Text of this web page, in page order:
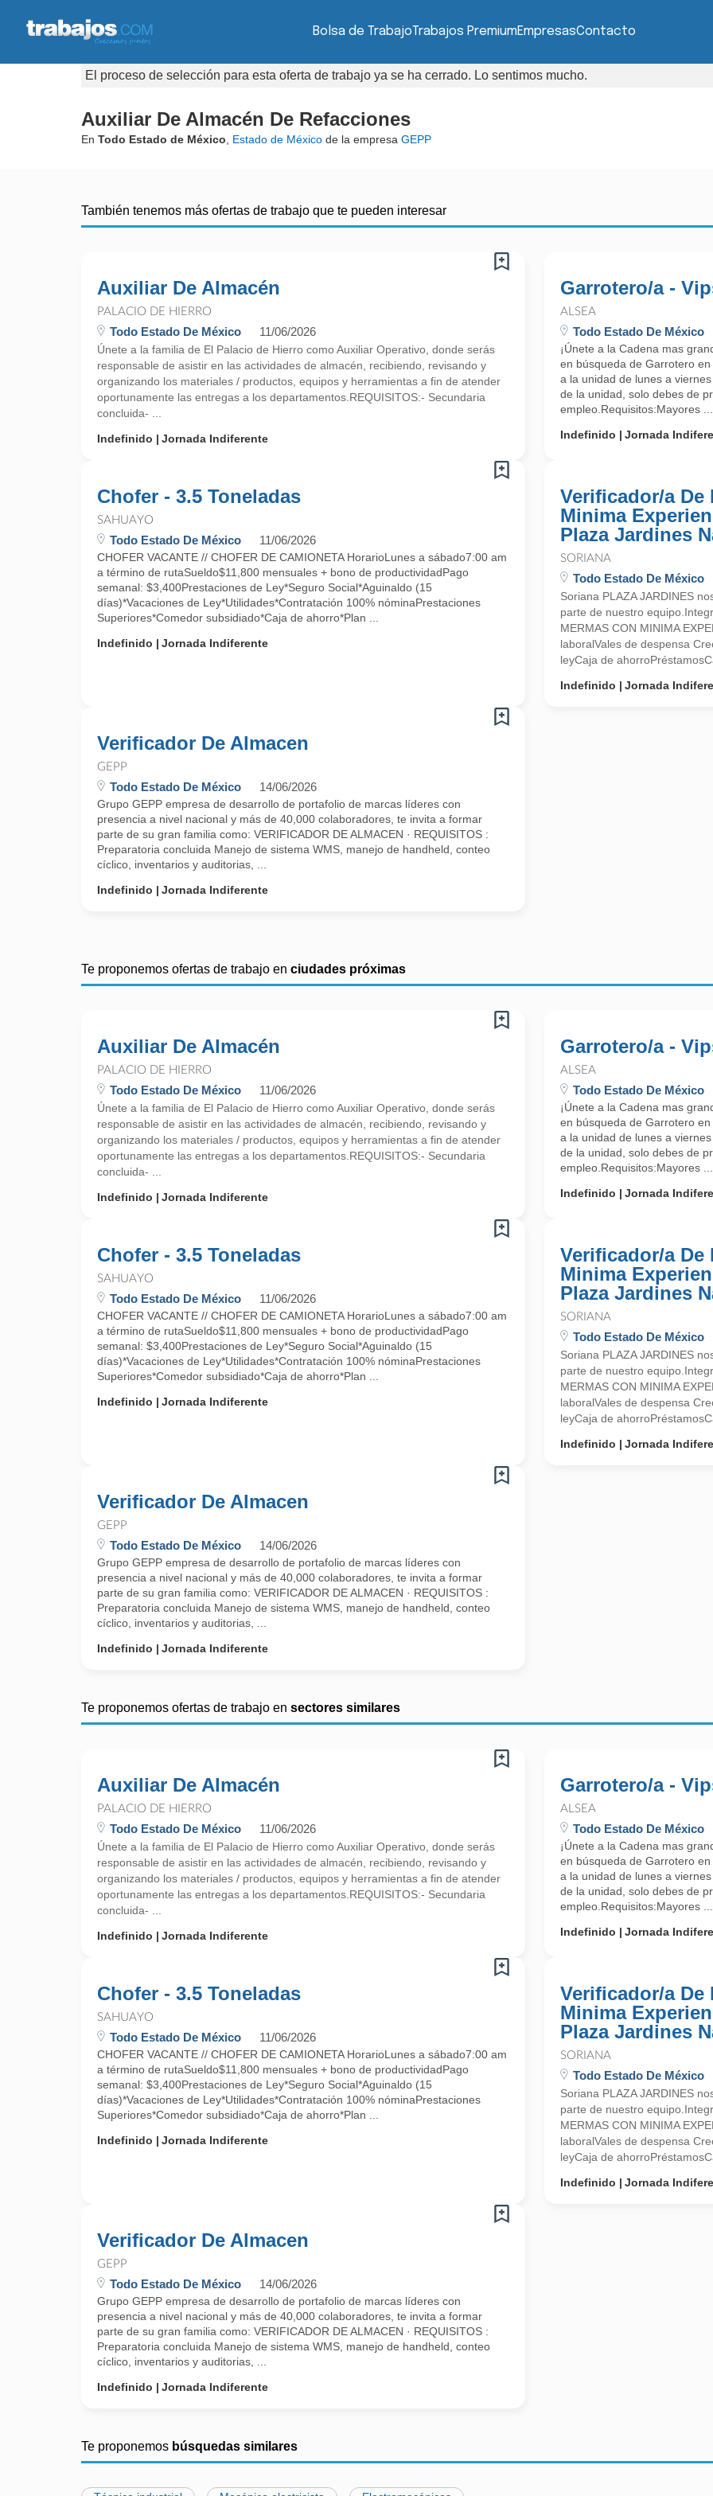
Bolsa de TrabajoTrabajos PremiumEmpresasContacto
El proceso de selección para esta oferta de trabajo ya se ha cerrado. Lo sentimos mucho.
Auxiliar De Almacén De Refacciones
En Todo Estado de México Estado de México de la empresa GEPP
También tenemos más ofertas de trabajo que te pueden interesar
Auxiliar De Almacén
PALACIO DE HIERRO
Todo Estado De México 11/06/2026
Únete a la familia de El Palacio de Hierro como Auxiliar Operativo, donde serás
responsable de asistir en las actividades de almacén, recibiendo, revisando y
organizando los materiales / productos, equipos y herramientas a fin de atender
oportunamente las entregas a los departamentos.REQUISITOS:- Secundaria
concluida- ...
Indefinido
Jornada Indiferente
Garrotero/a -
ALSEA
Todo Estado De México
¡Únete a la Cadena mas
en búsqueda de Garrotero
a la unidad de lunes a
de la unidad, solo debes de
empleo.Requisitos:Mayores ...
Indefinido
Jornada
Chofer - 3.5 Toneladas
SAHUAYO
Todo Estado De México 11/06/2026
CHOFER VACANTE // CHOFER DE CAMIONETA HorarioLunes a sábado7:00 am
a término de rutaSueldo$11,800 mensuales + bono de productividadPago
semanal: $3,400Prestaciones de Ley*Seguro Social*Aguinaldo (15
días)*Vacaciones de Ley*Utilidades*Contratación 100% nóminaPrestaciones
Superiores*Comedor subsidiado*Caja de ahorro*Plan ...
Indefinido
Jornada Indiferente
Verificador/a De
Minima
Plaza Jardines
SORIANA
Todo Estado De México
Soriana PLAZA JARDINES
parte de nuestro
MERMAS CON MINIMA
laboralVales de despensa
leyCaja de
Indefinido
Jornada
Verificador De Almacen
GEPP
Todo Estado De México 14/06/2026
Grupo GEPP empresa de desarrollo de portafolio de marcas líderes con
presencia a nivel nacional y más de 40,000 colaboradores, te invita a formar
parte de su gran familia como: VERIFICADOR DE ALMACEN · REQUISITOS :
Preparatoria concluida Manejo de sistema WMS, manejo de handheld, conteo
cíclico, inventarios y auditorias, ...
Indefinido
Jornada Indiferente
Te proponemos ofertas de trabajo en ciudades próximas
Auxiliar De Almacén
PALACIO DE HIERRO
Todo Estado De México 11/06/2026
Únete a la familia de El Palacio de Hierro como Auxiliar Operativo, donde serás
responsable de asistir en las actividades de almacén, recibiendo, revisando y
organizando los materiales / productos, equipos y herramientas a fin de atender
oportunamente las entregas a los departamentos.REQUISITOS:- Secundaria
concluida- ...
Indefinido
Jornada Indiferente
Garrotero/a -
ALSEA
Todo Estado De México
¡Únete a la Cadena mas
en búsqueda de Garrotero
a la unidad de lunes a
de la unidad, solo debes de
empleo.Requisitos:Mayores ...
Indefinido
Jornada
Chofer - 3.5 Toneladas
SAHUAYO
Todo Estado De México 11/06/2026
CHOFER VACANTE // CHOFER DE CAMIONETA HorarioLunes a sábado7:00 am
a término de rutaSueldo$11,800 mensuales + bono de productividadPago
semanal: $3,400Prestaciones de Ley*Seguro Social*Aguinaldo (15
días)*Vacaciones de Ley*Utilidades*Contratación 100% nóminaPrestaciones
Superiores*Comedor subsidiado*Caja de ahorro*Plan ...
Indefinido
Jornada Indiferente
Verificador/a De
Minima
Plaza Jardines
SORIANA
Todo Estado De México
Soriana PLAZA JARDINES
parte de nuestro
MERMAS CON MINIMA
laboralVales de despensa
leyCaja de
Indefinido
Jornada
Verificador De Almacen
GEPP
Todo Estado De México 14/06/2026
Grupo GEPP empresa de desarrollo de portafolio de marcas líderes con
presencia a nivel nacional y más de 40,000 colaboradores, te invita a formar
parte de su gran familia como: VERIFICADOR DE ALMACEN · REQUISITOS :
Preparatoria concluida Manejo de sistema WMS, manejo de handheld, conteo
cíclico, inventarios y auditorias, ...
Indefinido
Jornada Indiferente
Te proponemos ofertas de trabajo en sectores similares
Auxiliar De Almacén
PALACIO DE HIERRO
Todo Estado De México 11/06/2026
Únete a la familia de El Palacio de Hierro como Auxiliar Operativo, donde serás
responsable de asistir en las actividades de almacén, recibiendo, revisando y
organizando los materiales / productos, equipos y herramientas a fin de atender
oportunamente las entregas a los departamentos.REQUISITOS:- Secundaria
concluida- ...
Indefinido
Jornada Indiferente
Garrotero/a -
ALSEA
Todo Estado De México
¡Únete a la Cadena mas
en búsqueda de Garrotero
a la unidad de lunes a
de la unidad, solo debes de
empleo.Requisitos:Mayores ...
Indefinido
Jornada
Chofer - 3.5 Toneladas
SAHUAYO
Todo Estado De México 11/06/2026
CHOFER VACANTE // CHOFER DE CAMIONETA HorarioLunes a sábado7:00 am
a término de rutaSueldo$11,800 mensuales + bono de productividadPago
semanal: $3,400Prestaciones de Ley*Seguro Social*Aguinaldo (15
días)*Vacaciones de Ley*Utilidades*Contratación 100% nóminaPrestaciones
Superiores*Comedor subsidiado*Caja de ahorro*Plan ...
Indefinido
Jornada Indiferente
Verificador/a De
Minima
Plaza Jardines
SORIANA
Todo Estado De México
Soriana PLAZA JARDINES
parte de nuestro
MERMAS CON MINIMA
laboralVales de despensa
leyCaja de
Indefinido
Jornada
Verificador De Almacen
GEPP
Todo Estado De México 14/06/2026
Grupo GEPP empresa de desarrollo de portafolio de marcas líderes con
presencia a nivel nacional y más de 40,000 colaboradores, te invita a formar
parte de su gran familia como: VERIFICADOR DE ALMACEN · REQUISITOS :
Preparatoria concluida Manejo de sistema WMS, manejo de handheld, conteo
cíclico, inventarios y auditorias, ...
Indefinido
Jornada Indiferente
Te proponemos búsquedas similares